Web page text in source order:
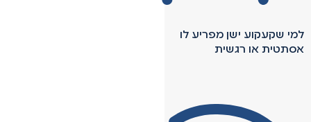
למי שקעקוע ישן מפריע לו
אסתטית או רגשית